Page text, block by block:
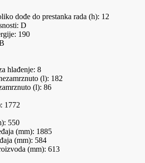
dođe do prestanka rada (h): 12
D
190
hlađenje: 8
(l): 182
(l): 86
1772
550
(mm): 1885
(mm): 584
(mm): 613